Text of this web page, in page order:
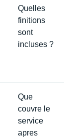
Quelles
finitions
sont
incluses ?
Que
couvre le
service
apres